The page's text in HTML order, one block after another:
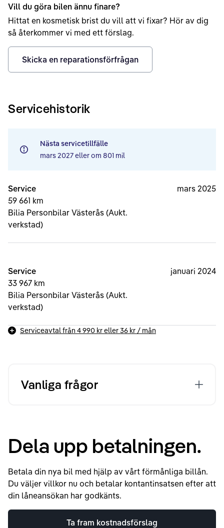
Vill du göra bilen ännu finare?
Hittat en kosmetisk brist du vill att vi fixar? Hör av dig
så återkommer vi med ett förslag.
Skicka en reparationsförfrågan
Servicehistorik
Nästa servicetillfälle
mars 2027eller om 801 mil
Service
59 661 km
Bilia Personbilar Västerås (Aukt.
verkstad)
mars 2025
Service
33 967 km
Bilia Personbilar Västerås (Aukt.
verkstad)
januari 2024
Serviceavtal från 4 990 kreller36 kr / mån
Vanliga frågor
Dela upp betalningen.
Betala din nya bil med hjälp av vårt förmånliga billån.
Du väljer villkor nu och betalar kontantinsatsen efter att
din låneansökan har godkänts.
Ta fram kostnadsförslag